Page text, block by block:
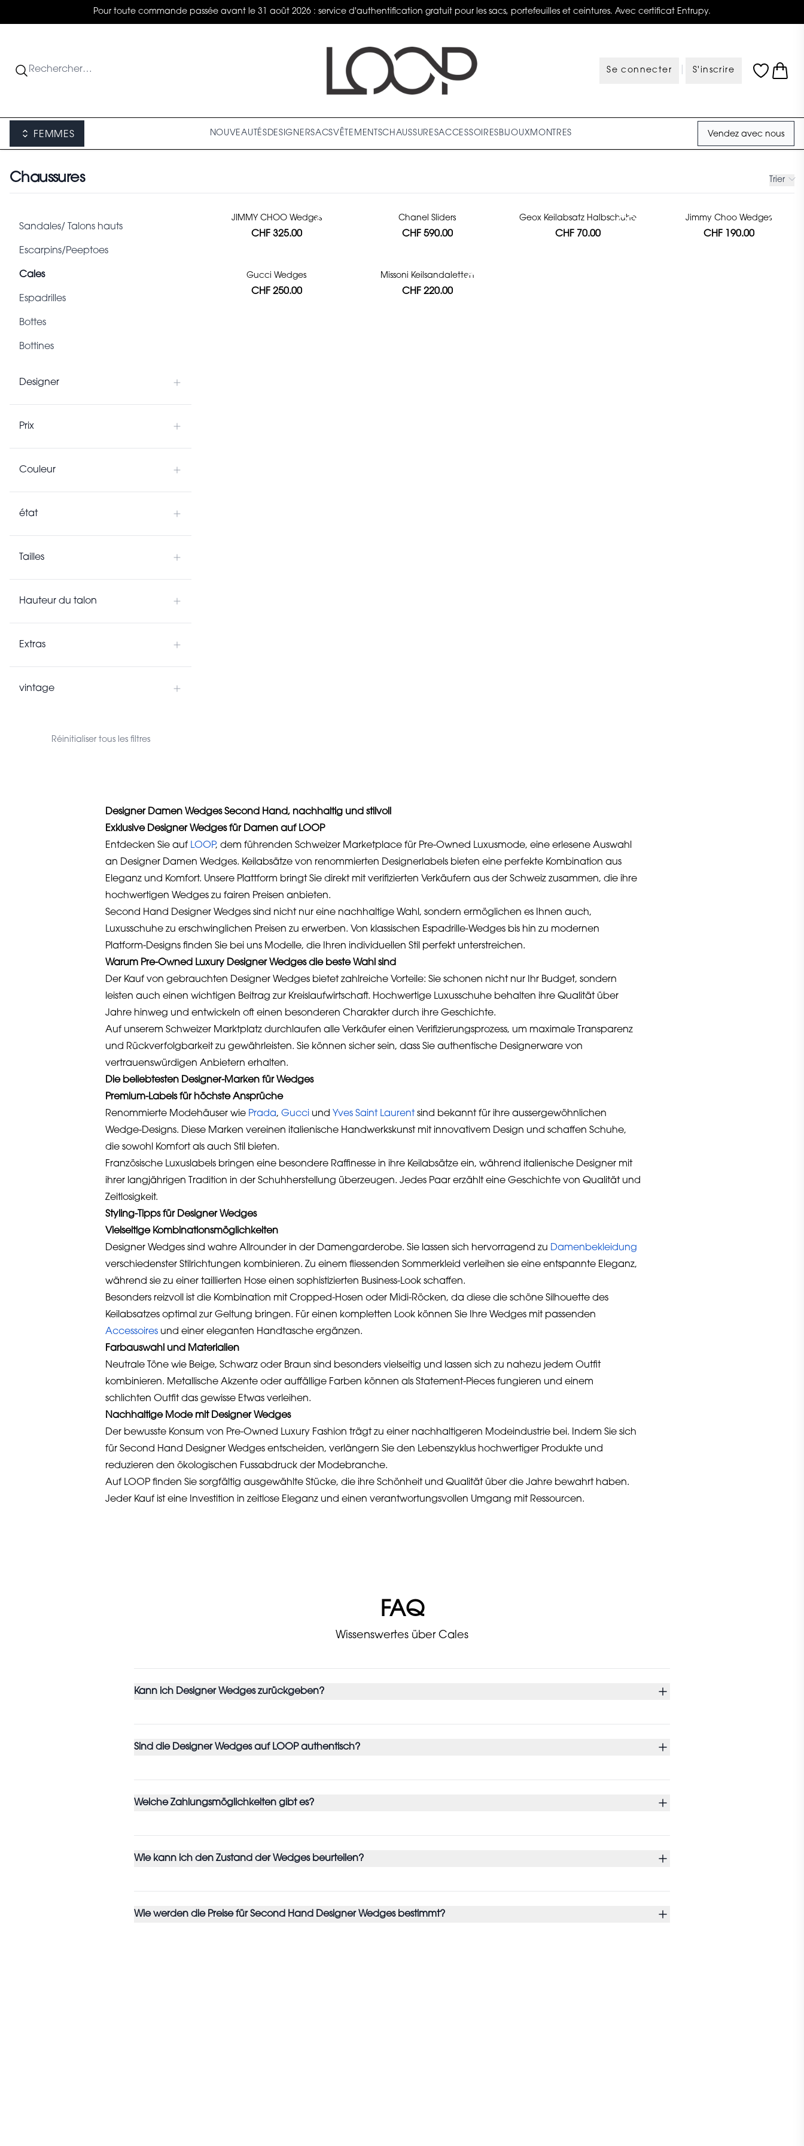
Pour toute commande passée avant le 31 août 2026 : service d'authentification gratuit pour les sacs, portefeuilles et ceintures. Avec certificat Entrupy.
Se connecter S'inscrire
FEMMES NOUVEAUTÉSDESIGNERSACSVÊTEMENTSCHAUSSURESACCESSOIRESBIJOUXMONTRES Vendez avec nous
Chaussures Trier
Sandales/ Talons hauts
Escarpins/Peeptoes
Cales
Espadrilles
Bottes
Bottines
Designer
Prix
Couleur
état
Tailles
Hauteur du talon
Extras
vintage
Réinitialiser tous les filtres
JIMMY CHOO Wedges
CHF 325.00
Chanel Sliders
CHF 590.00
Geox Keilabsatz Halbschuhe
CHF 70.00
Jimmy Choo Wedges
CHF 190.00
Gucci Wedges
CHF 250.00
Missoni Keilsandaletten
CHF 220.00
Designer Damen Wedges Second Hand, nachhaltig und stilvoll
Exklusive Designer Wedges für Damen auf LOOP
Entdecken Sie auf LOOP, dem führenden Schweizer Marketplace für Pre-Owned Luxusmode, eine erlesene Auswahl
an Designer Damen Wedges. Keilabsätze von renommierten Designerlabels bieten eine perfekte Kombination aus
Eleganz und Komfort. Unsere Plattform bringt Sie direkt mit verifizierten Verkäufern aus der Schweiz zusammen, die ihre
hochwertigen Wedges zu fairen Preisen anbieten.
Second Hand Designer Wedges sind nicht nur eine nachhaltige Wahl, sondern ermöglichen es Ihnen auch,
Luxusschuhe zu erschwinglichen Preisen zu erwerben. Von klassischen Espadrille-Wedges bis hin zu modernen
Platform-Designs finden Sie bei uns Modelle, die Ihren individuellen Stil perfekt unterstreichen.
Warum Pre-Owned Luxury Designer Wedges die beste Wahl sind
Der Kauf von gebrauchten Designer Wedges bietet zahlreiche Vorteile: Sie schonen nicht nur Ihr Budget, sondern
leisten auch einen wichtigen Beitrag zur Kreislaufwirtschaft. Hochwertige Luxusschuhe behalten ihre Qualität über
Jahre hinweg und entwickeln oft einen besonderen Charakter durch ihre Geschichte.
Auf unserem Schweizer Marktplatz durchlaufen alle Verkäufer einen Verifizierungsprozess, um maximale Transparenz
und Rückverfolgbarkeit zu gewährleisten. Sie können sicher sein, dass Sie authentische Designerware von
vertrauenswürdigen Anbietern erhalten.
Die beliebtesten Designer-Marken für Wedges
Premium-Labels für höchste Ansprüche
Renommierte Modehäuser wie Prada, Gucci und Yves Saint Laurentsind bekannt für ihre aussergewöhnlichen
Wedge-Designs. Diese Marken vereinen italienische Handwerkskunst mit innovativem Design und schaffen Schuhe,
die sowohl Komfort als auch Stil bieten.
Französische Luxuslabels bringen eine besondere Raffinesse in ihre Keilabsätze ein, während italienische Designer mit
ihrer langjährigen Tradition in der Schuhherstellung überzeugen. Jedes Paar erzählt eine Geschichte von Qualität und
Zeitlosigkeit.
Styling-Tipps für Designer Wedges
Vielseitige Kombinationsmöglichkeiten
Designer Wedges sind wahre Allrounder in der Damengarderobe. Sie lassen sich hervorragend zu Damenbekleidung
verschiedenster Stilrichtungen kombinieren. Zu einem fliessenden Sommerkleid verleihen sie eine entspannte Eleganz,
während sie zu einer taillierten Hose einen sophistizierten Business-Look schaffen.
Besonders reizvoll ist die Kombination mit Cropped-Hosen oder Midi-Röcken, da diese die schöne Silhouette des
Keilabsatzes optimal zur Geltung bringen. Für einen kompletten Look können Sie Ihre Wedges mit passenden
Accessoires und einer eleganten Handtasche ergänzen.
Farbauswahl und Materialien
Neutrale Töne wie Beige, Schwarz oder Braun sind besonders vielseitig und lassen sich zu nahezu jedem Outfit
kombinieren. Metallische Akzente oder auffällige Farben können als Statement-Pieces fungieren und einem
schlichten Outfit das gewisse Etwas verleihen.
Nachhaltige Mode mit Designer Wedges
Der bewusste Konsum von Pre-Owned Luxury Fashion trägt zu einer nachhaltigeren Modeindustrie bei. Indem Sie sich
für Second Hand Designer Wedges entscheiden, verlängern Sie den Lebenszyklus hochwertiger Produkte und
reduzieren den ökologischen Fussabdruck der Modebranche.
Auf LOOP finden Sie sorgfältig ausgewählte Stücke, die ihre Schönheit und Qualität über die Jahre bewahrt haben.
Jeder Kauf ist eine Investition in zeitlose Eleganz und einen verantwortungsvollen Umgang mit Ressourcen.
FAQ
Wissenswertes über Cales
Kann ich Designer Wedges zurückgeben?
Sind die Designer Wedges auf LOOP authentisch?
Welche Zahlungsmöglichkeiten gibt es?
Wie kann ich den Zustand der Wedges beurteilen?
Wie werden die Preise für Second Hand Designer Wedges bestimmt?